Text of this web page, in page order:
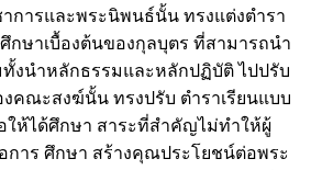
การและพระนิพนธ์นั้น ทรงแต่งตำรา
กษาเบื้องต้นของกุลบุตร ที่สามารถนำ
งนำหลักธรรมและหลักปฏิบัติ ไปปรับ
คณะสงฆ์นั้น ทรงปรับ ตำราเรียนแบบ
อให้ได้ศึกษา สาระที่สำคัญไม่ทำให้ผู้
การ ศึกษา สร้างคุณประโยชน์ต่อพระ